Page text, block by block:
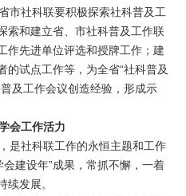
市社科联要积极探索社科普及工
索和建立省、市社科普及工作联
作先进单位评选和授牌工作；建
的试点工作等，为全省“社科普及
及工作会议创造经验，形成示
会工作活力
是社科联工作的永恒主题和工作
建设年”成果，常抓不懈，一着
续发展。